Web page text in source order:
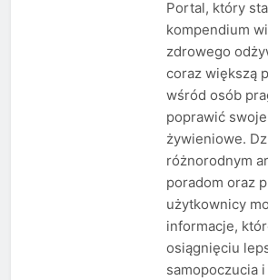
Portal, który
kompendium
zdrowego
coraz większą
wśród osób
poprawić
żywieniowe.
różnorodnym
poradom oraz
użytkownicy
informacje,
osiągnięciu
samopoczucia